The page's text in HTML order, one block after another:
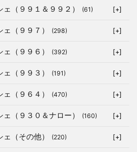
（９９１＆９９２） (61) [+]
（９９７） (298) [+]
（９９６） (392) [+]
（９９３） (191) [+]
（９６４） (470) [+]
（９３０＆ナロー） (160) [+]
（その他） (220) [+]